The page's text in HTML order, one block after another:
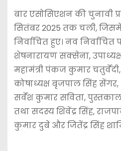
बार एसोसिएशन की चुनावी
सितंबर 2025 तक चली, जिसमें
निर्वाचित हुए। नव निर्वाचित
शेषनारायण सक्सेना, उपाध्यक्ष
महामंत्री पंकज कुमार
कोषाध्यक्ष बृजपाल सिंह
सर्वेश कुमार सविता,
तथा सदस्य शिवेंद्र सिंह,
कुमार दुबे और जितेंद्र सिंह